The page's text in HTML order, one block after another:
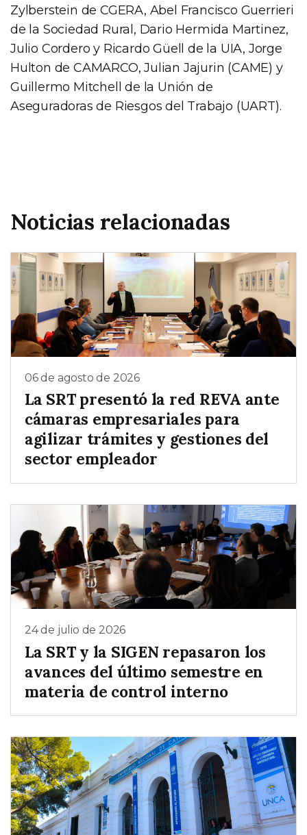
Zylberstein de CGERA, Abel Francisco Guerrieri
de la Sociedad Rural, Dario Hermida Martinez,
Julio Cordero y Ricardo Güell de la UIA, Jorge
Hulton de CAMARCO, Julian Jajurin (CAME) y
Guillermo Mitchell de la Unión de
Aseguradoras de Riesgos del Trabajo (UART).
Noticias relacionadas
06 de agosto de 2026
La SRT presentó la red REVA ante
cámaras empresariales para
agilizar trámites y gestiones del
sector empleador
24 de julio de 2026
La SRT y la SIGEN repasaron los
avances del último semestre en
materia de control interno